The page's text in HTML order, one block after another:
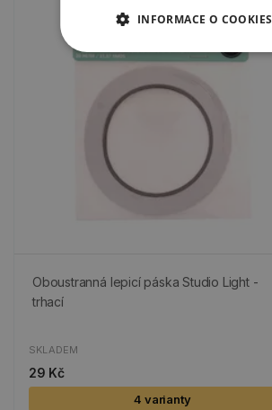
Oboustranná lepicí páska Studio Light -
trhací
SKLADEM
29 Kč
4 varianty
INFORMACE O COOKIES